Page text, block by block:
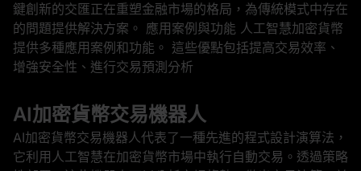
鍵創新的交匯正在重塑金融市場的格局，為傳統模式中存在
的問題提供解決方案。 應用案例與功能 人工智慧加密貨幣
提供多種應用案例和功能。 這些優點包括提高交易效率、
增強安全性、進行交易預測分析
AI加密貨幣交易機器人
AI加密貨幣交易機器人代表了一種先進的程式設計演算法，
它利用人工智慧在加密貨幣市場中執行自動交易。透過策略